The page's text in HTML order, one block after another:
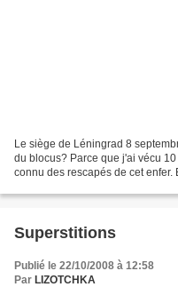
Le siège de Léningrad 8
du blocus? Parce que j'ai vécu
connu des rescapés de cet enfer.
Superstitions
Publié le 22/10/2008 à 12:58
Par LIZOTCHKA